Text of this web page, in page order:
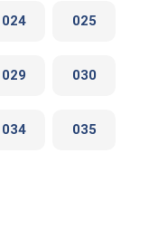
024 025
029 030
034 035